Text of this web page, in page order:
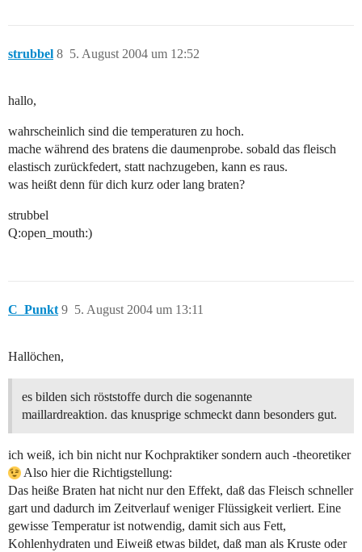
strubbel 5. August 2004 um 12:52
8
hallo,
wahrscheinlich sind die temperaturen zu hoch.
mache während des bratens die daumenprobe. sobald das fleisch
elastisch zurückfedert, statt nachzugeben, kann es raus.
was heißt denn für dich kurz oder lang braten?
strubbel
Q:open_mouth:)
C_Punkt 5. August 2004 um 13:11
9
Hallöchen,
es bilden sich röststoffe durch die sogenannte
maillardreaktion. das knusprige schmeckt dann besonders gut.
ich weiß, ich bin nicht nur Kochpraktiker sondern auch -theoretiker
Also hier die Richtigstellung:
Das heiße Braten hat nicht nur den Effekt, daß das Fleisch schneller
gart und dadurch im Zeitverlauf weniger Flüssigkeit verliert. Eine
gewisse Temperatur ist notwendig, damit sich aus Fett,
Kohlenhydraten und Eiweiß etwas bildet, daß man als Kruste oder